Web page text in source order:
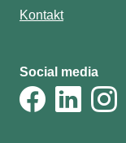
Kontakt
Social media